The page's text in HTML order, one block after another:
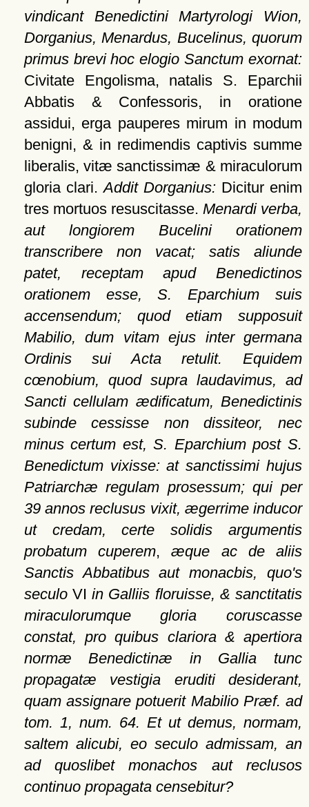
vindicant Benedictini Martyrologi Wion,
Dorganius, Menardus, Bucelinus, quorum
primus brevi hoc elogio Sanctum exornat:
Civitate Engolisma, natalis S. Eparchii
Abbatis & Confessoris, in oratione
assidui, erga pauperes mirum in modum
benigni, & in redimendis captivis summe
liberalis, vitæ sanctissimæ & miraculorum
gloria clari.Addit Dorganius:Dicitur enim
tres mortuos resuscitasse. Menardi verba,
aut longiorem Bucelini orationem
transcribere non vacat; satis aliunde
patet, receptam apud Benedictinos
orationem esse, S. Eparchium suis
accensendum; quod etiam supposuit
Mabilio, dum vitam ejus inter germana
Ordinis sui Acta retulit. Equidem
cœnobium, quod supra laudavimus, ad
Sancti cellulam ædificatum, Benedictinis
subinde cessisse non dissiteor, nec
minus certum est, S. Eparchium post S.
Benedictum vixisse: at sanctissimi hujus
Patriarchæ regulam prosessum; qui per
39 annos reclusus vixit, ægerrime inducor
ut credam, certe solidis argumentis
probatum cuperem,æque ac de aliis
Sanctis Abbatibus aut monacbis, quo's
seculoVIin Galliis floruisse, & sanctitatis
miraculorumque gloria coruscasse
constat, pro quibus clariora & apertiora
normæ Benedictinæ in Gallia tunc
propagatæ vestigia eruditi desiderant,
quam assignare potuerit Mabilio Præf. ad
tom. 1, num. 64. Et ut demus, normam,
saltem alicubi, eo seculo admissam, an
ad quoslibet monachos aut reclusos
continuo propagata censebitur?